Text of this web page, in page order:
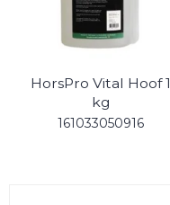
HorsPro Vital Hoof 1
kg
161033050916